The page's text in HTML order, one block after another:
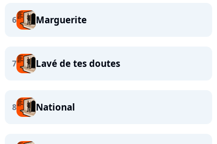
6 Marguerite
7 Lavé de tes doutes
8 National